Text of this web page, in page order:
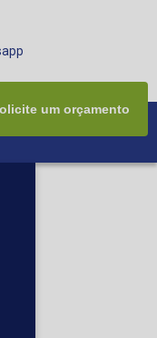
um orçamento